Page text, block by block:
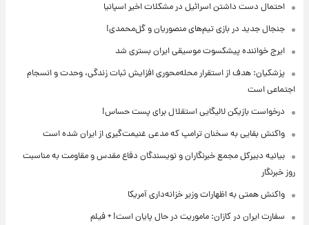
احتمال دست داشتن اسرائیل در مشکلات اخیر اسپانیا
جنجال جدید در بازی تیم‌های منصوریان و گل‌محمدی!
ایرج خواننده پیشکسوت موسیقی ایران بستری شد
پزشکیان: هدف از استقرار محله‌محوری افزایش ثبات زندگی، وحدت و انسجام
اجتماعی است
درخواست بازیکن لالیگایی استقلال برای پست حساس!
واکنش بقایی به سخنان ترامپ که مدعی غنیمت‌گیری از ایران شده است
بیانیه دبیرکل مجمع خبرنگاران و نویسندگان دفاع مقدس و مقاومت به مناسبت
روز خبرنگار
واکنش همتی به اظهارات وزیر خزانه‌داری آمریکا
سفارت ایران در کازان: ماموریت در حال پایان است! + فیلم